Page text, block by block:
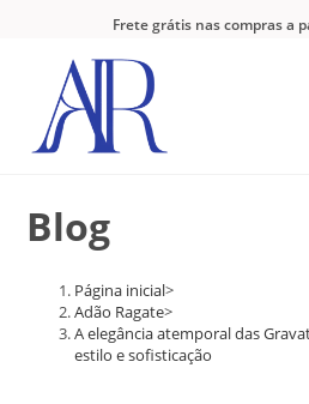
Frete grátis nas compras a
Blog
Página inicial>
Adão Ragate>
A elegância atemporal das
estilo e sofisticação